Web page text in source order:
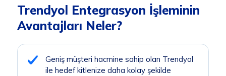
Trendyol E-ticaret
Entegrasyonu
Trendyol Entegrasyon İşleminin
Avantajları Neler?
Geniş müşteri hacmine sahip olan Trendyol
ile hedef kitlenize daha kolay şekilde